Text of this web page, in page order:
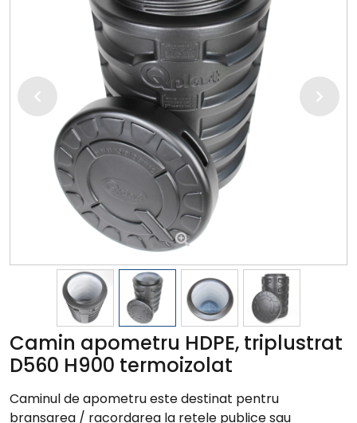
Camin apometru HDPE, triplustrat
D560 H900 termoizolat
Caminul de apometru este destinat pentru
bransarea / racordarea la retele publice sau